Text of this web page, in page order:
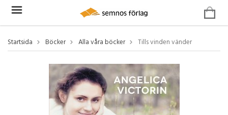
Startsida Böcker Alla våra böcker Tills vinden vänder